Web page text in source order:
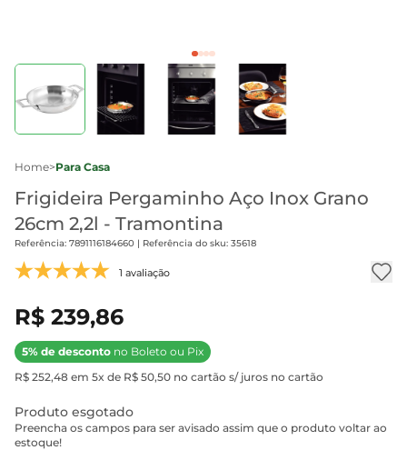
Home>Para Casa
Frigideira Pergaminho Aço Inox Grano
26cm 2,2l - Tramontina
Referência: 7891116184660 | Referência do sku: 35618
1 avaliação
R$ 239,86
5% de desconto no Boleto ou Pix
R$ 252,48 em 5x de R$ 50,50 no cartão s/ juros no cartão
Produto esgotado
Preencha os campos para ser avisado assim que o produto voltar ao
estoque!